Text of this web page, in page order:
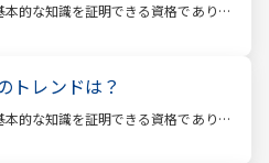
的な知識を証明できる資格であり、
ITと聞くと、専門的な知識を問われ
トレンドは？
的な知識を証明できる資格であり、
ITと聞くと、専門的な知識を問われ